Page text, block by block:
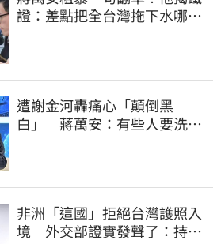
證：差點把全台灣拖下水哪時
遭謝金河轟痛心「顛倒黑
白」 蔣萬安：有些人要洗人
非洲「這國」拒絕台灣護照入
境 外交部證實發聲了：持續